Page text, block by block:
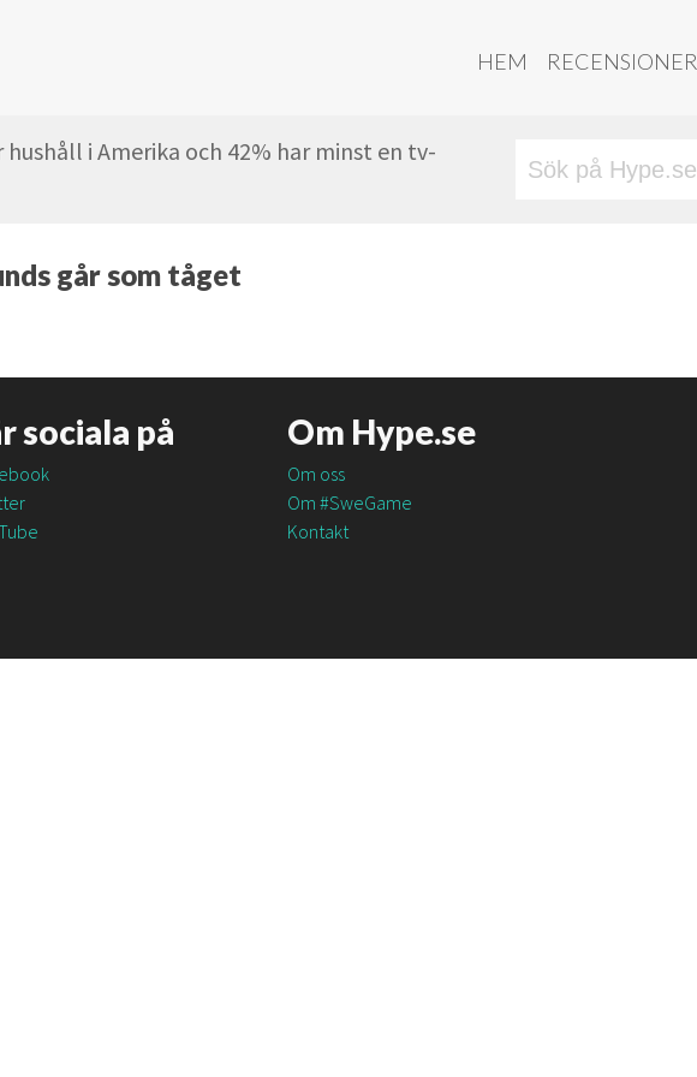
HEM RECENSIONER
i Amerika och 42% har minst en tv-
går som tåget
sociala på Om Hype.se
Om oss
Om #SweGame
Kontakt